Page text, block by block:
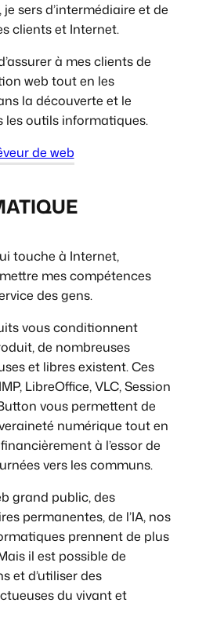
sers d’intermédiaire et de
clients et Internet.
à mes clients de
web tout en les
la découverte et le
les outils informatiques.
de web
touche à Internet,
mes compétences
des gens.
vous conditionnent
de nombreuses
et libres existent. Ces
LibreOffice, VLC, Session
vous permettent de
numérique tout en
à l’essor de
vers les communs.
grand public, des
permanentes, de l’IA, nos
prennent de plus
il est possible de
et d’utiliser des
du vivant et